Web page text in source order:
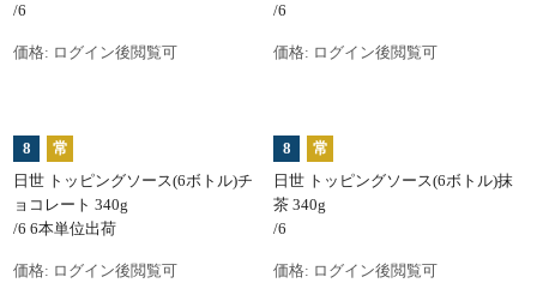
/6
価格: ログイン後閲覧可
/6
価格: ログイン後閲覧可
8
常
日世 トッピングソース(6ボトル)チ
ョコレート 340g
/6 6本単位出荷
価格: ログイン後閲覧可
8
常
日世 トッピングソース(6ボトル)抹
茶 340g
/6
価格: ログイン後閲覧可